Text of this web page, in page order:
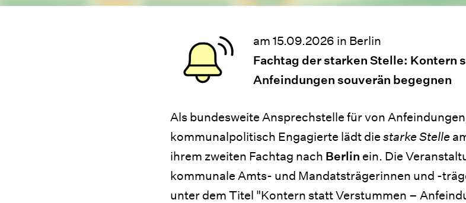
am 15.09.2026 in Berlin
Fachtag der starken Stelle: Kontern
Anfeindungen souverän begegnen
Als bundesweite Ansprechstelle für von
kommunalpolitisch Engagierte lädt die starke Stelle
ihrem zweiten Fachtag nach Berlin ein. Die
kommunale Amts- und Mandatsträgerinnen und -
unter dem Titel "Kontern statt Verstummen –